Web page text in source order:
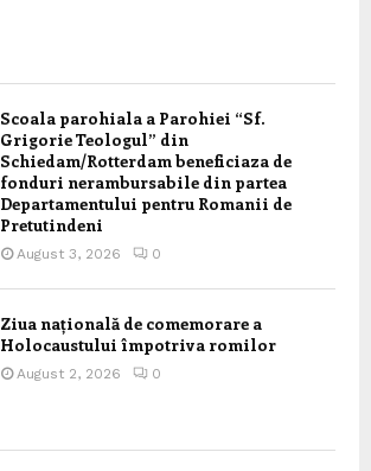
Scoala parohiala a Parohiei “Sf.
Grigorie Teologul” din
Schiedam/Rotterdam beneficiaza de
fonduri nerambursabile din partea
Departamentului pentru Romanii de
Pretutindeni
August 3, 2026 0
Ziua națională de comemorare a
Holocaustului împotriva romilor
August 2, 2026 0